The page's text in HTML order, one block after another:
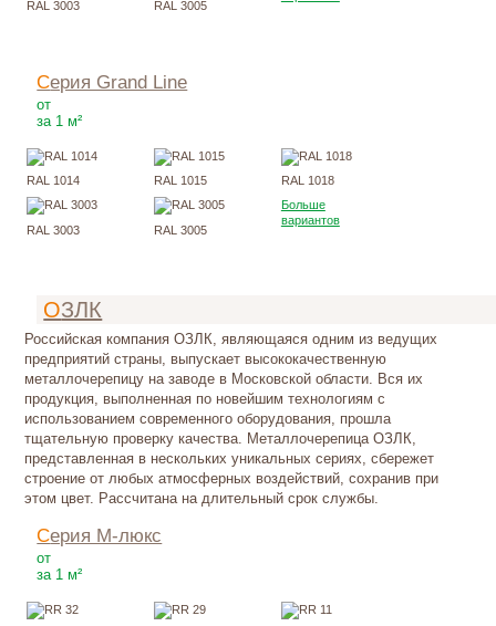
RAL 3003 RAL 3005
Серия Grand Line
от
за 1 м²
RAL 1014 RAL 1015 RAL 1018
RAL 3003 RAL 3005
Больше
вариантов
ОЗЛК
Российская компания ОЗЛК, являющаяся одним из ведущих
предприятий страны, выпускает высококачественную
металлочерепицу на заводе в Московской области. Вся их
продукция, выполненная по новейшим технологиям с
использованием современного оборудования, прошла
тщательную проверку качества. Металлочерепица ОЗЛК,
представленная в нескольких уникальных сериях, сбережет
строение от любых атмосферных воздействий, сохранив при
этом цвет. Рассчитана на длительный срок службы.
Серия М-люкс
от
за 1 м²